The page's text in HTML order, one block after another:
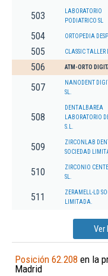
503
LABORATORIO
PODIATRICO SL
504 ORTOPEDIA
505 CLASSIC TALLER
506 ATM-ORTO
507
NANODENT
SL.
508
DENTALBAREA
LABORATORIO
S.L.
509
ZIRCONLAB
SOCIEDAD
510
ZIRCONIO
SL.
511
ZERAMELL-LD
LIMITADA.
Ver
Posición 62.208 en la
Madrid